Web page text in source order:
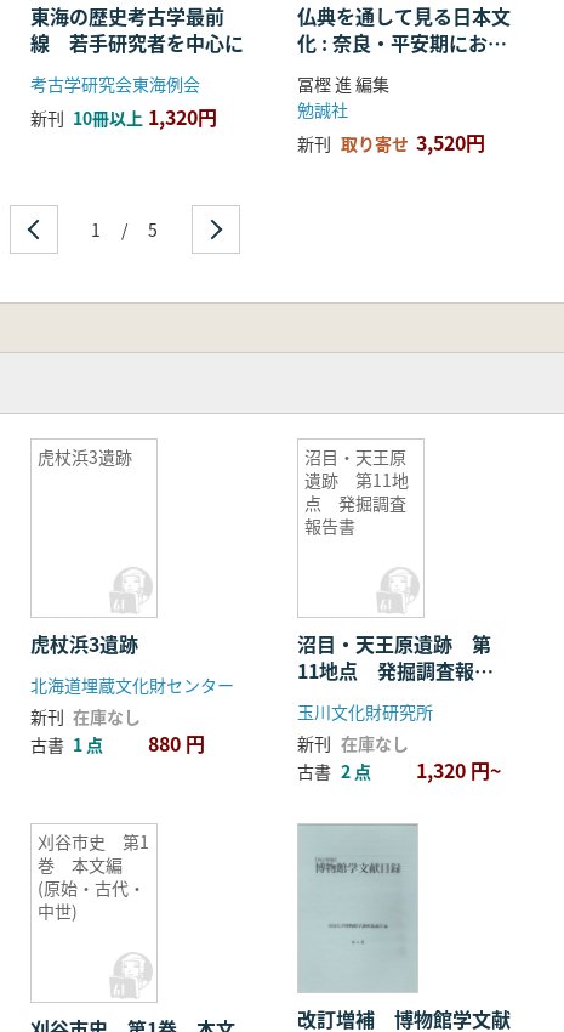
東海の歴史考古学最前
線 若手研究者を中心に
考古学研究会東海例会
新刊 10冊以上 1,320円
仏典を通して見る日本文
化 : 奈良・平安期におけ
る仏教の受容・融合・展
開
冨樫 進 編集
勉誠社
新刊 取り寄せ 3,520円
1 / 5
虎杖浜3遺跡
虎杖浜3遺跡
北海道埋蔵文化財センター
新刊 在庫なし
古書 1 点 880 円
沼目・天王原
遺跡 第11地
点 発掘調査
報告書
沼目・天王原遺跡 第
11地点 発掘調査報告
玉川文化財研究所
新刊 在庫なし
古書 2 点 1,320 円~
刈谷市史 第1
巻 本文編
(原始・古代・
中世)
改訂増補 博物館学文献